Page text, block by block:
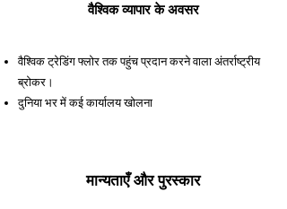
वैश्विक व्यापार के अवसर
वैश्विक ट्रेडिंग फ्लोर तक पहुंच प्रदान करने वाला अंतर्राष्ट्रीय
ब्रोकर।
दुनिया भर में कई कार्यालय खोलना
मान्यताएँ और पुरस्कार